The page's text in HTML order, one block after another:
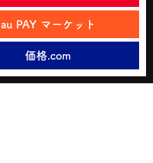
au PAY マーケット
価格.com